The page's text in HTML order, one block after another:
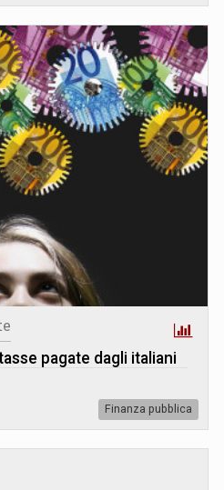
pagate dagli italiani
Finanza pubblica